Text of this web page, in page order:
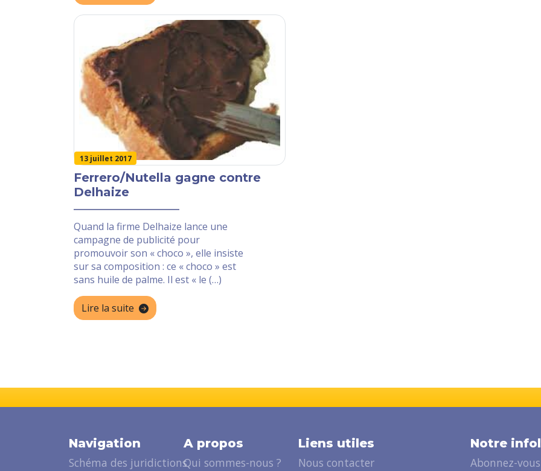
13 juillet 2017
Ferrero/Nutella gagne contre
Delhaize
Quand la firme Delhaize lance une
campagne de publicité pour
promouvoir son « choco », elle insiste
sur sa composition : ce « choco » est
sans huile de palme. Il est « le (…)
Lire la suite
Navigation
Schéma des juridictions
A propos
Qui sommes-nous ?
Liens utiles
Nous contacter
Notre
Abonnez-